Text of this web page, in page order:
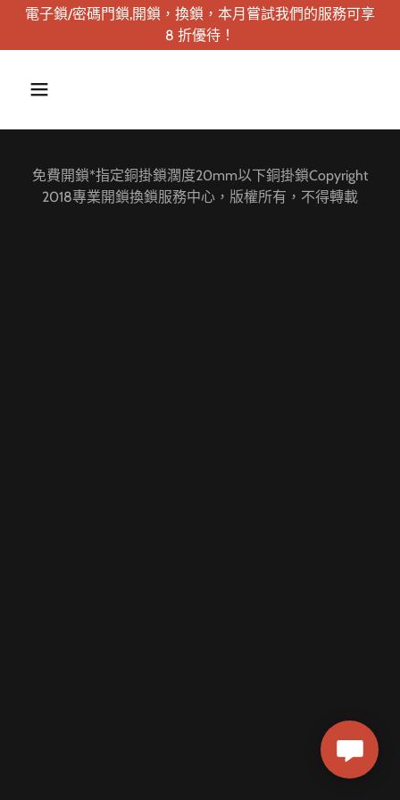
電子鎖/密碼門鎖,開鎖，換鎖，本月嘗試我們的服務可享
8 折優待！
免費開鎖*指定銅掛鎖濶度20mm以下銅掛鎖Copyright
2018專業開鎖換鎖服務中心，版權所有，不得轉載